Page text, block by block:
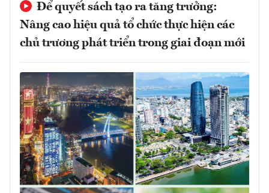
Để quyết sách tạo ra tăng trưởng:
Nâng cao hiệu quả tổ chức thực hiện các
chủ trương phát triển trong giai đoạn mới